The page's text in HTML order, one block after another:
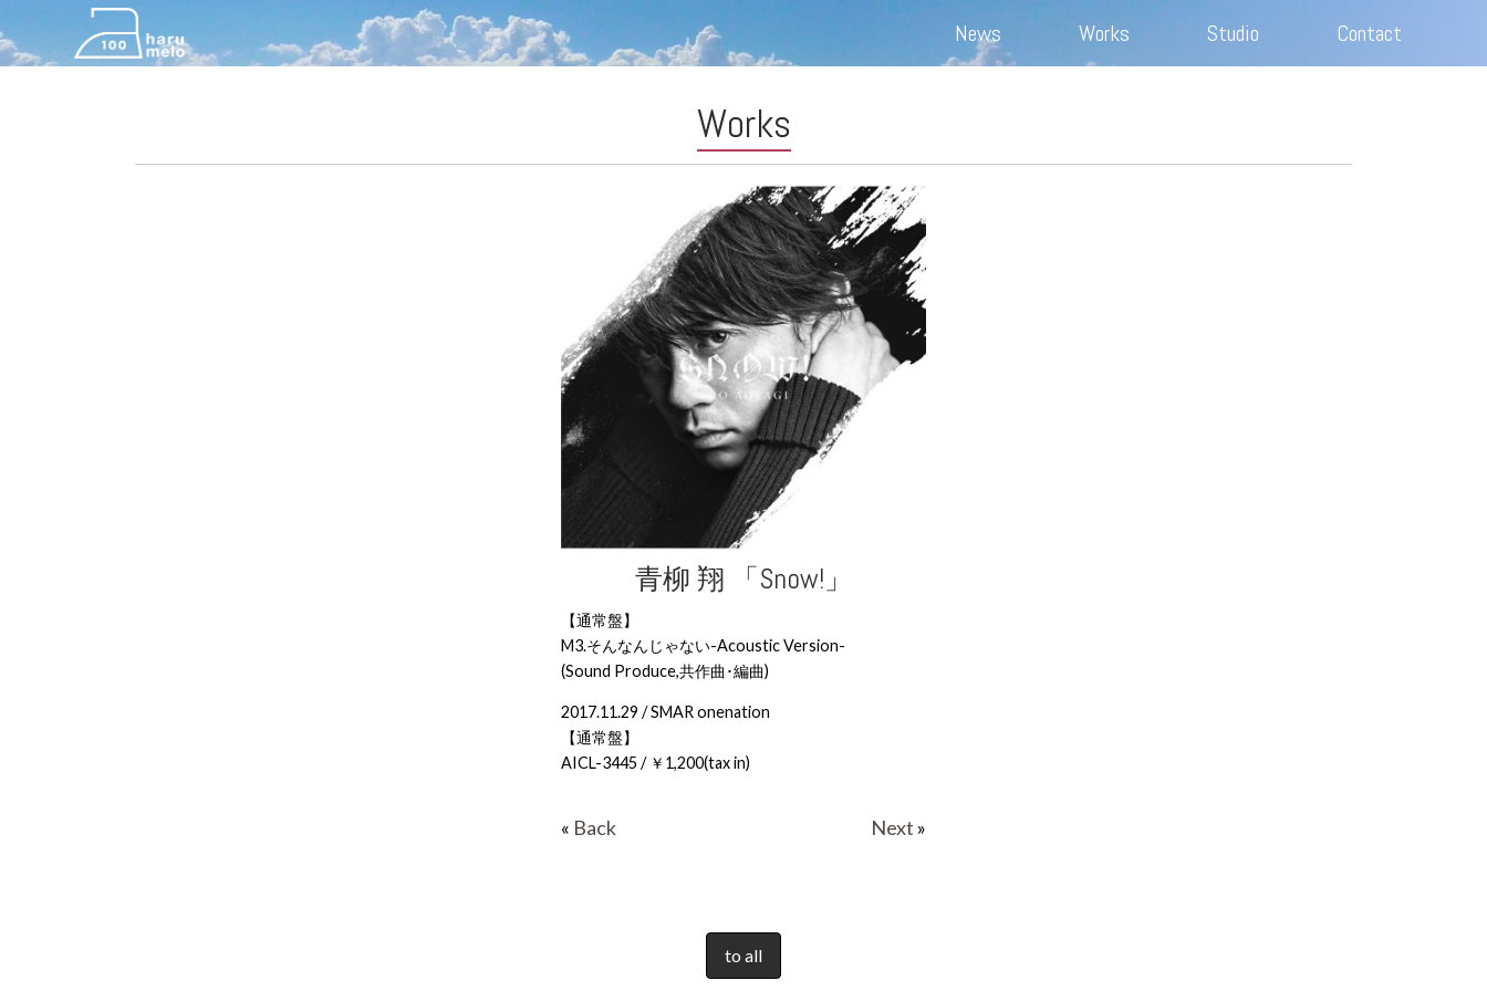
News Works Studio Contact
Works
青柳 翔 「Snow!」
【通常盤】
M3.そんなんじゃない-Acoustic Version-
(Sound Produce,共作曲･編曲)
2017.11.29 / SMAR onenation
【通常盤】
AICL-3445 / ￥1,200(tax in)
« Back Next »
to all